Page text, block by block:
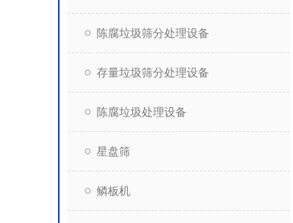
陈腐垃圾筛分处理设备
存量垃圾筛分处理设备
陈腐垃圾处理设备
星盘筛
鳞板机